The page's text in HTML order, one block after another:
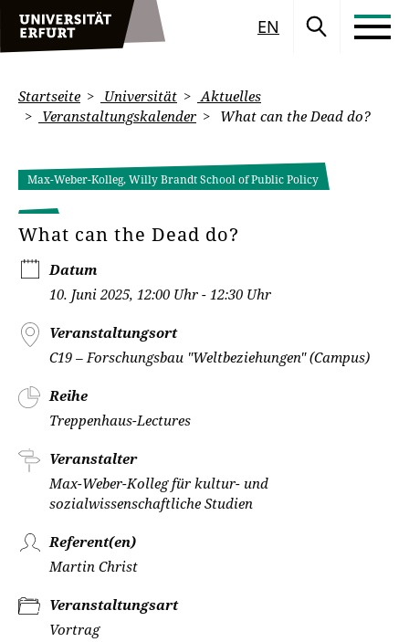
EN
Startseite Universität
Aktuelles
Veranstaltungskalender
What can the Dead do?
Max-Weber-Kolleg, Willy Brandt School of Public Policy
What can the Dead do?
Datum
10. Juni 2025, 12:00 Uhr - 12:30 Uhr
Veranstaltungsort
C19 – Forschungsbau "Weltbeziehungen" (Campus)
Reihe
Treppenhaus-Lectures
Veranstalter
Max-Weber-Kolleg für kultur- und
sozialwissenschaftliche Studien
Referent(en)
Martin Christ
Veranstaltungsart
Vortrag